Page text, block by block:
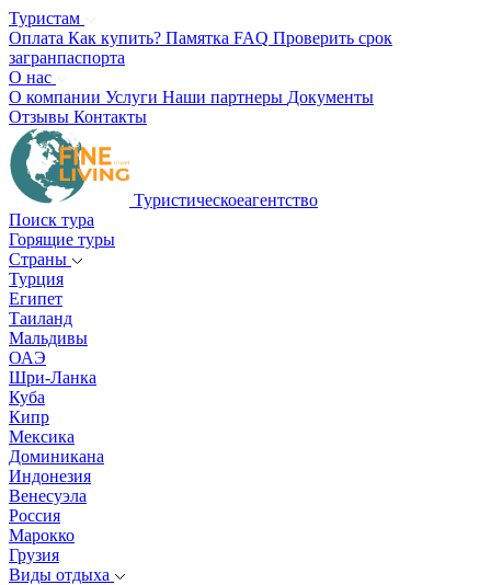
Туристам
Оплата Как купить? Памятка FAQ Проверить срок
загранпаспорта
О нас
О компании Услуги Наши партнеры Документы
Отзывы Контакты
Туристическоеагентство
Поиск тура
Горящие туры
Страны
Турция
Египет
Таиланд
Мальдивы
ОАЭ
Шри-Ланка
Куба
Кипр
Мексика
Доминикана
Индонезия
Венесуэла
Россия
Марокко
Грузия
Виды отдыха